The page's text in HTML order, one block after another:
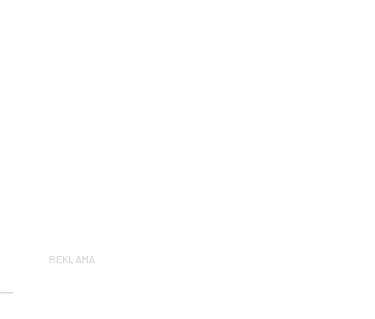
REKLAMA